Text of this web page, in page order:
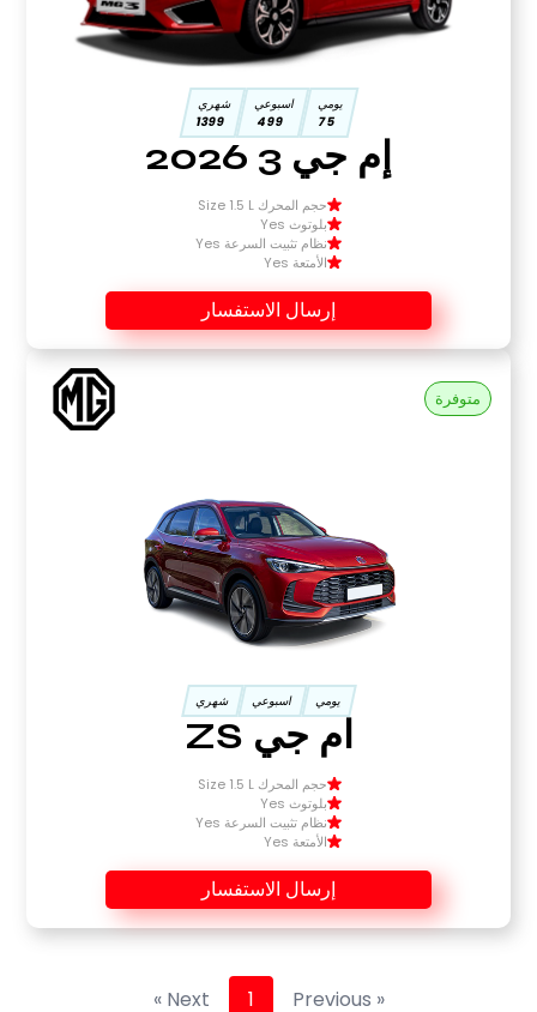
يومي
75
اسبوعي
499
شهري
1399
إم جي 3 2026
حجم المحرك Size 1.5 L
بلوتوث Yes
نظام تثبيت السرعة Yes
الأمتعة Yes
إرسال الاستفسار
متوفرة
يومي اسبوعي شهري
ام جي ZS
حجم المحرك Size 1.5 L
بلوتوث Yes
نظام تثبيت السرعة Yes
الأمتعة Yes
إرسال الاستفسار
« Previous
1
Next »